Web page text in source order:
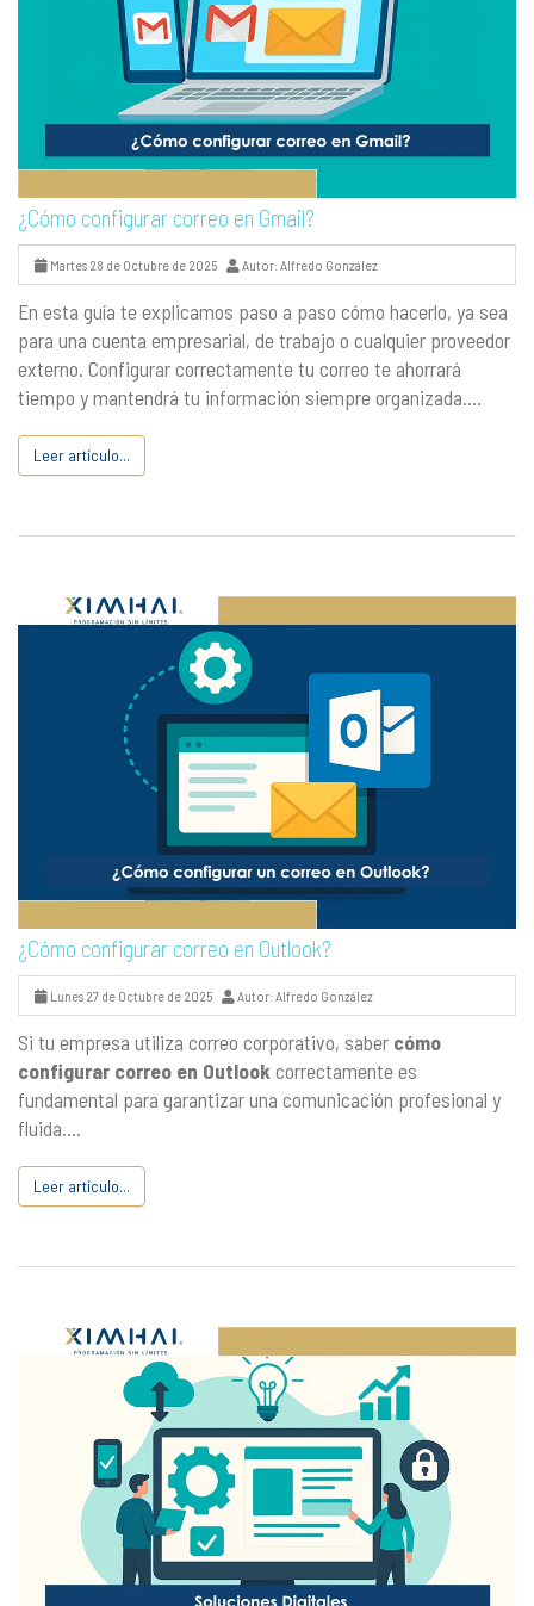
¿Cómo configurar correo en Gmail?
Martes 28 de Octubre de 2025 Autor: Alfredo González
En esta guía te explicamos paso a paso cómo hacerlo, ya sea
para una cuenta empresarial, de trabajo o cualquier proveedor
externo. Configurar correctamente tu correo te ahorrará
tiempo y mantendrá tu información siempre organizada....
Leer artículo...
¿Cómo configurar correo en Outlook?
Lunes 27 de Octubre de 2025 Autor: Alfredo González
Si tu empresa utiliza correo corporativo, saber cómo
configurar correo en Outlook correctamente es
fundamental para garantizar una comunicación profesional y
fluida....
Leer artículo...